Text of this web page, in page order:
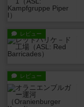
レビュー
レビュー